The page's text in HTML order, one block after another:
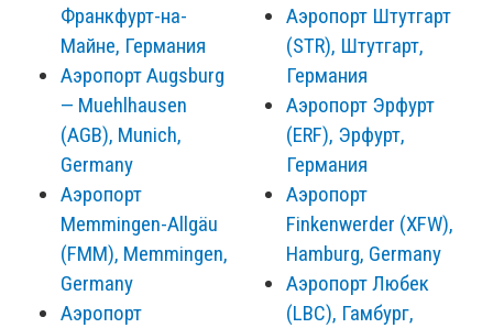
Франкфурт-на-
Майне, Германия
Аэропорт Augsburg
— Muehlhausen
(AGB), Munich,
Germany
Аэропорт
Memmingen-Allgäu
(FMM), Memmingen,
Germany
Аэропорт
Аэропорт Штутгарт
(STR), Штутгарт,
Германия
Аэропорт Эрфурт
(ERF), Эрфурт,
Германия
Аэропорт
Finkenwerder (XFW),
Hamburg, Germany
Аэропорт Любек
(LBC), Гамбург,